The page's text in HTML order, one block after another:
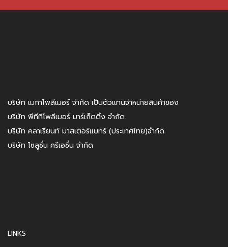
บริษัท เมกาโพลีเมอร์ จำกัด เป็นตัวแทนจำหน่ายสินค้าของ
บริษัท พีทีทีโพลีเมอร์ มาร์เก็ตติ้ง จำกัด
บริษัท คลาเรียนท์ มาสเตอร์แบทร์ (ประเทศไทย)จำกัด
บริษัท โซลูชั่น ครีเอชั่น จำกัด
LINKS